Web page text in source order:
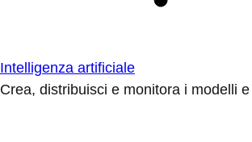
Intelligenza artificiale
Crea, distribuisci e monitora i modelli